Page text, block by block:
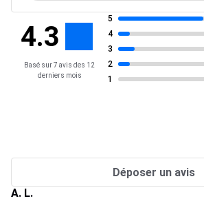
4.3
Basé sur 7 avis des 12
derniers mois
5
4
3
2
1
Déposer un avis
A. L.